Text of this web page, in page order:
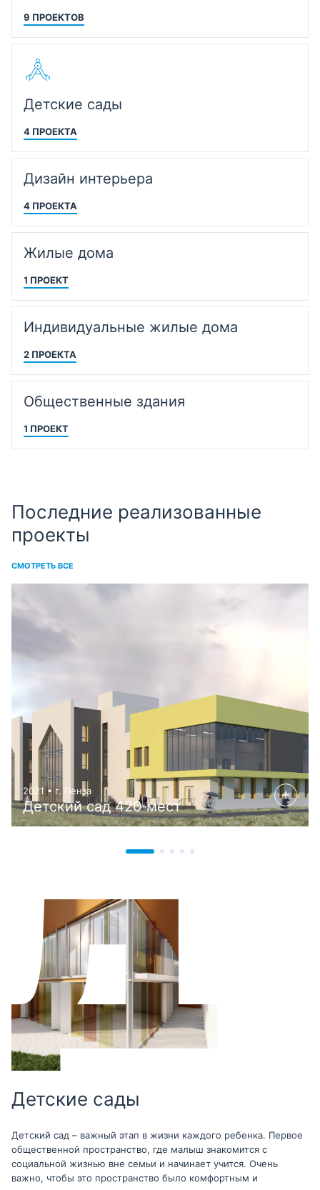
9 ПРОЕКТОВ
Детские сады
4 ПРОЕКТА
Дизайн интерьера
4 ПРОЕКТА
Жилые дома
1 ПРОЕКТ
Индивидуальные жилые дома
2 ПРОЕКТА
Общественные здания
1 ПРОЕКТ
Последние реализованные
проекты
СМОТРЕТЬ ВСЕ
2021 • г. Пенза
Детский сад 420 мест
Детские сады
Детский сад – важный этап в жизни каждого ребенка. Первое
общественной пространство, где малыш знакомится с
социальной жизнью вне семьи и начинает учится. Очень
важно, чтобы это пространство было комфортным и